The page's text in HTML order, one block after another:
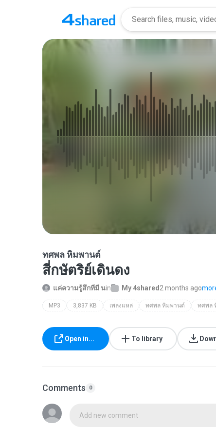
ทศพล หิมพานต์
สี่กษัตริย์เดินดง
แค่ความรู้สึกที่มี นin My 4shared 2 months ago
MP3 3,837 KB เพลงแหล่ ทศพล หิมพานต์
Open in... To library
Comments 0
Add new comment